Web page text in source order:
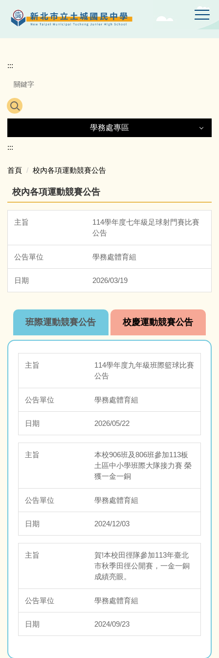
到
要
:::
學務處專區
反菸檳專區
反毒專區
正向管教專區
服務學習專區
校園環境整理
健康促進專區
環境教育專區
校內各項運動競賽專區
運動校隊專區
SH150暨健康體適能專區
遺失物專區
導師遴聘委員會
:::
首頁 校內各項運動競賽公告
校內各項運動競賽公告
114學年度七年級足球射門賽比賽
公告
學務處體育組
2026/03/19
班際運動競賽公告 校慶運動競賽公告
114學年度九年級班際籃球比賽
公告
學務處體育組
2026/05/22
本校906班及806班參加113板
土區中小學班際大隊接力賽 榮
獲一金一銅
學務處體育組
2024/12/03
賀!本校田徑隊參加113年臺北
市秋季田徑公開賽，一金一銅
成績亮眼。
學務處體育組
2024/09/23